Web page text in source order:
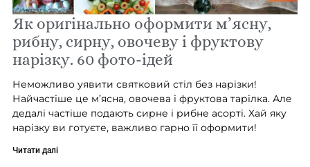
Як оригінально оформити м’ясну,
рибну, сирну, овочеву і фруктову
нарізку. 60 фото-ідей
Неможливо уявити святковий стіл без нарізки!
Найчастіше це м’ясна, овочева і фруктова тарілка. Але
дедалі частіше подають сирне і рибне асорті. Хай яку
нарізку ви готуєте, важливо гарно її оформити!
Читати далі